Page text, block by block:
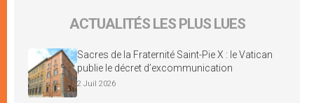
ACTUALITÉS LES PLUS LUES
Sacres de la Fraternité Saint-Pie X : le Vatican
publie le décret d’excommunication
2 Juil 2026